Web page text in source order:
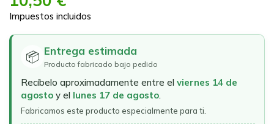
Impuestos incluidos
📦 Entrega estimada
Producto fabricado bajo pedido
Recíbelo aproximadamente entre el viernes 14 de
agosto y el lunes 17 de agosto.
Fabricamos este producto especialmente para ti.